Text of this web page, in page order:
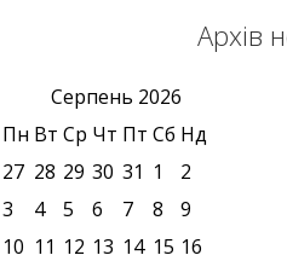
Архів
Серпень 2026
Пн Вт Ср Чт Пт Сб Нд
27 28 29 30 31 1
2
3
4 5 6 7 8
9
10 11 12 13 14 15 16